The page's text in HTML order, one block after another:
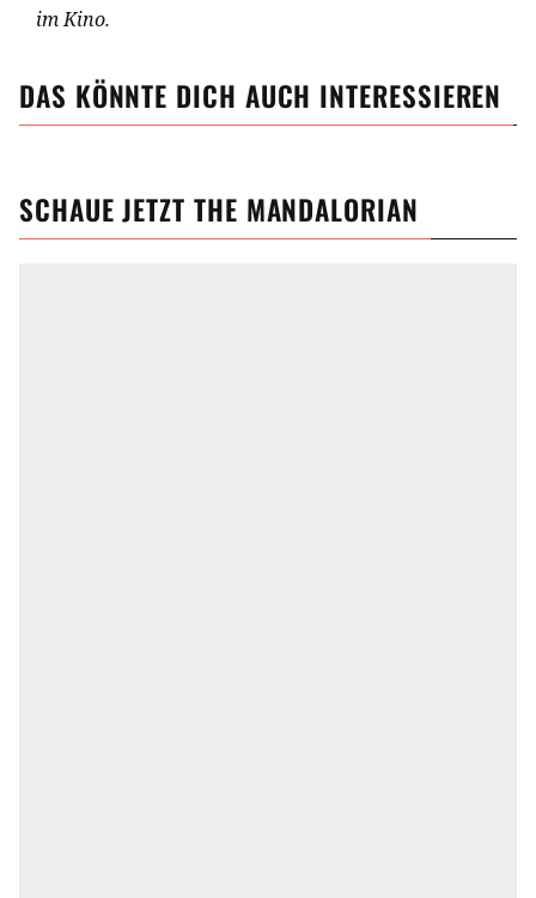
im Kino.
DAS KÖNNTE DICH AUCH INTERESSIEREN
SCHAUE JETZT THE MANDALORIAN